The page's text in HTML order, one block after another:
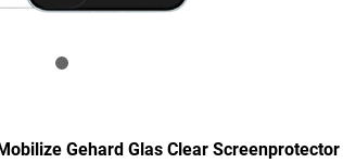
Gehard Glas Clear Screenprotector